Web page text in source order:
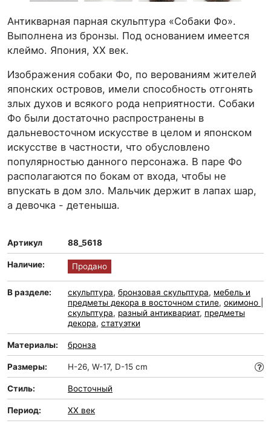
Антикварная парная скульптура «Собаки Фо».
Выполнена из бронзы. Под основанием имеется
клеймо. Япония, ХХ век.
Изображения собаки Фо, по верованиям жителей
японских островов, имели способность отгонять
злых духов и всякого рода неприятности. Собаки
Фо были достаточно распространены в
дальневосточном искусстве в целом и японском
искусстве в частности, что обусловлено
популярностью данного персонажа. В паре Фо
располагаются по бокам от входа, чтобы не
впускать в дом зло. Мальчик держит в лапах шар,
а девочка - детеныша.
Артикул 88_5618
Наличие: Продано
В разделе: скульптура, бронзовая скульптура, мебель и
предметы декора в восточном стиле, окимоно |
скульптура, разный антиквариат, предметы
декора, статуэтки
Материалы: бронза
Размеры: H-26, W-17, D-15 cm
Стиль: Восточный
Период: XX век